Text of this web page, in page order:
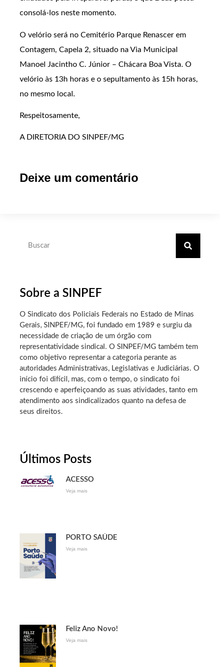
consolá-los neste momento.
O velório será no Cemitério Parque Renascer em
Contagem, Capela 2, situado na Via Municipal
Manoel Jacintho C. Júnior – Chácara Boa Vista. O
velório às 13h horas e o sepultamento às 15h horas,
no mesmo local.
Respeitosamente,
A DIRETORIA DO SINPEF/MG
Deixe um comentário
Sobre a SINPEF
O Sindicato dos Policiais Federais no Estado de Minas
Gerais, SINPEF/MG, foi fundado em 1989 e surgiu da
necessidade de criação de um órgão com
representatividade sindical. O SINPEF/MG também tem
como objetivo representar a categoria perante as
autoridades Administrativas, Legislativas e Judiciárias. O
início foi difícil, mas, com o tempo, o sindicato foi
crescendo e aperfeiçoando as suas atividades, tanto em
atendimento aos sindicalizados quanto na defesa de
seus direitos.
Últimos Posts
ACESSO
Veja mais
PORTO SAÚDE
Veja mais
Feliz Ano Novo!
Veja mais